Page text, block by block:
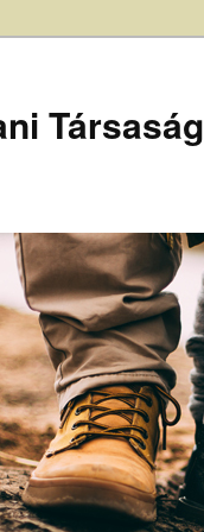
Társaság